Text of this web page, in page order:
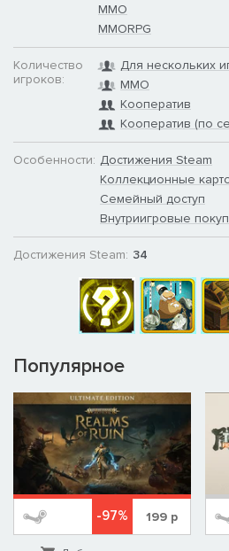
ММО
MMORPG
Количество
игроков:
Для нескольких
MMO
Кооператив
Кооператив (по
Особенности: Достижения Steam
Коллекционные
Семейный доступ
Внутриигровые
Достижения Steam: 34
Популярное
-97% 199р